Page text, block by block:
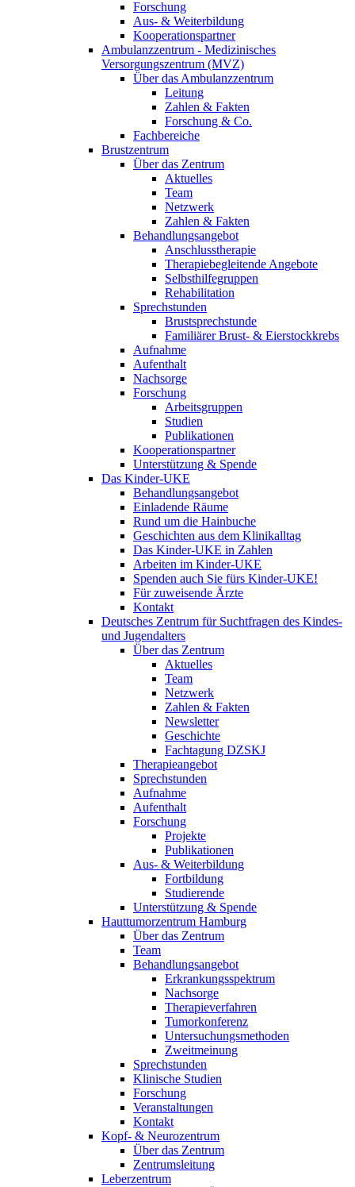
Forschung
Aus- & Weiterbildung
Kooperationspartner
Ambulanzzentrum - Medizinisches
Versorgungszentrum (MVZ)
Über das Ambulanzzentrum
Leitung
Zahlen & Fakten
Forschung & Co.
Fachbereiche
Brustzentrum
Über das Zentrum
Aktuelles
Team
Netzwerk
Zahlen & Fakten
Behandlungsangebot
Anschlusstherapie
Therapiebegleitende Angebote
Selbsthilfegruppen
Rehabilitation
Sprechstunden
Brustsprechstunde
Familiärer Brust- & Eierstockkrebs
Aufnahme
Aufenthalt
Nachsorge
Forschung
Arbeitsgruppen
Studien
Publikationen
Kooperationspartner
Unterstützung & Spende
Das Kinder-UKE
Behandlungsangebot
Einladende Räume
Rund um die Hainbuche
Geschichten aus dem Klinikalltag
Das Kinder-UKE in Zahlen
Arbeiten im Kinder-UKE
Spenden auch Sie fürs Kinder-UKE!
Für zuweisende Ärzte
Kontakt
Deutsches Zentrum für Suchtfragen des Kindes-
und Jugendalters
Über das Zentrum
Aktuelles
Team
Netzwerk
Zahlen & Fakten
Newsletter
Geschichte
Fachtagung DZSKJ
Therapieangebot
Sprechstunden
Aufnahme
Aufenthalt
Forschung
Projekte
Publikationen
Aus- & Weiterbildung
Fortbildung
Studierende
Unterstützung & Spende
Hauttumorzentrum Hamburg
Über das Zentrum
Team
Behandlungsangebot
Erkrankungsspektrum
Nachsorge
Therapieverfahren
Tumorkonferenz
Untersuchungsmethoden
Zweitmeinung
Sprechstunden
Klinische Studien
Forschung
Veranstaltungen
Kontakt
Kopf- & Neurozentrum
Über das Zentrum
Zentrumsleitung
Leberzentrum